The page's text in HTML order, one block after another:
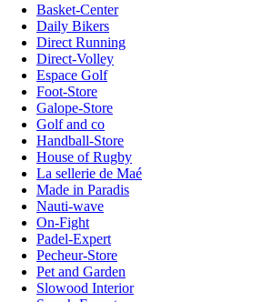
Basket-Center
Daily Bikers
Direct Running
Direct-Volley
Espace Golf
Foot-Store
Galope-Store
Golf and co
Handball-Store
House of Rugby
La sellerie de Maé
Made in Paradis
Nauti-wave
On-Fight
Padel-Expert
Pecheur-Store
Pet and Garden
Slowood Interior